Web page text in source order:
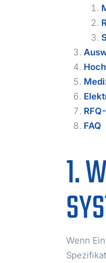
FAQ
1.
Wenn